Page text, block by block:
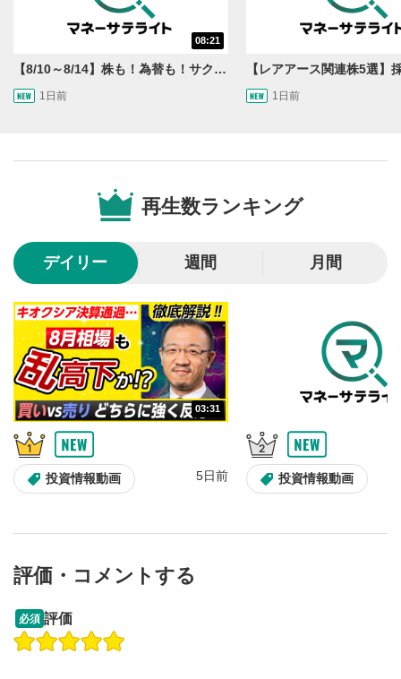
10秒、動画を巻き戻し/早送りします。
再生位置を示しています。再生したい位置をクリック
するとその位置から動画が再生されます。
スライダーを上下すると音量が調整できます。
8
全画面表示
動画が全画面で表示されます。再度クリックすると元
のサイズに戻ります。
08:21
【8/10～8/14】株も！為替も！サクッと！来週のマーケット見通し＜Next View＞
1日前 1日前
再生数ランキング
デイリー 週間 月間
03:31
投資情報動画 5日前 投資情報動画
操作説明動画
評価・コメントする
必須 評価